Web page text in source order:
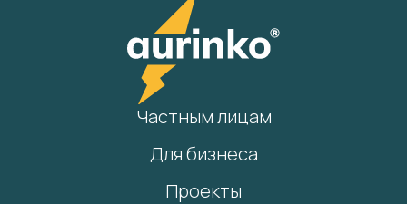
Частным лицам
Для бизнеса
Проекты